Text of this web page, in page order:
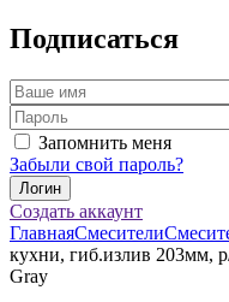
Подписаться
Запомнить меня
Забыли свой пароль?
Создать аккаунт
ГлавнаяСмесители
кухни, гиб.излив 203мм,
Gray